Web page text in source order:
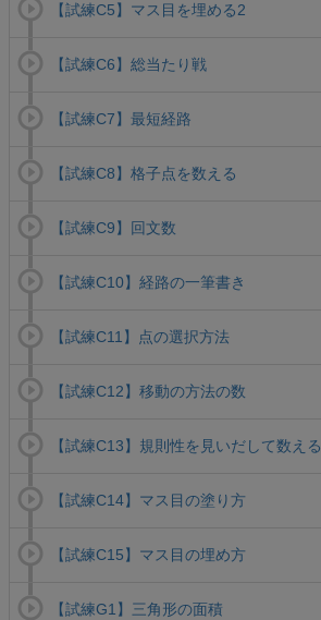
【試練C5】マス目を埋める2
【試練C6】総当たり戦
【試練C7】最短経路
【試練C8】格子点を数える
【試練C9】回文数
【試練C10】経路の一筆書き
【試練C11】点の選択方法
【試練C12】移動の方法の数
【試練C13】規則性を見いだして数える
【試練C14】マス目の塗り方
【試練C15】マス目の埋め方
【試練G1】三角形の面積